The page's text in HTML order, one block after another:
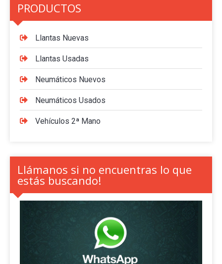
PRODUCTOS
Llantas Nuevas
Llantas Usadas
Neumáticos Nuevos
Neumáticos Usados
Vehículos 2ª Mano
Llámanos si no encuentras lo que
estás buscando!